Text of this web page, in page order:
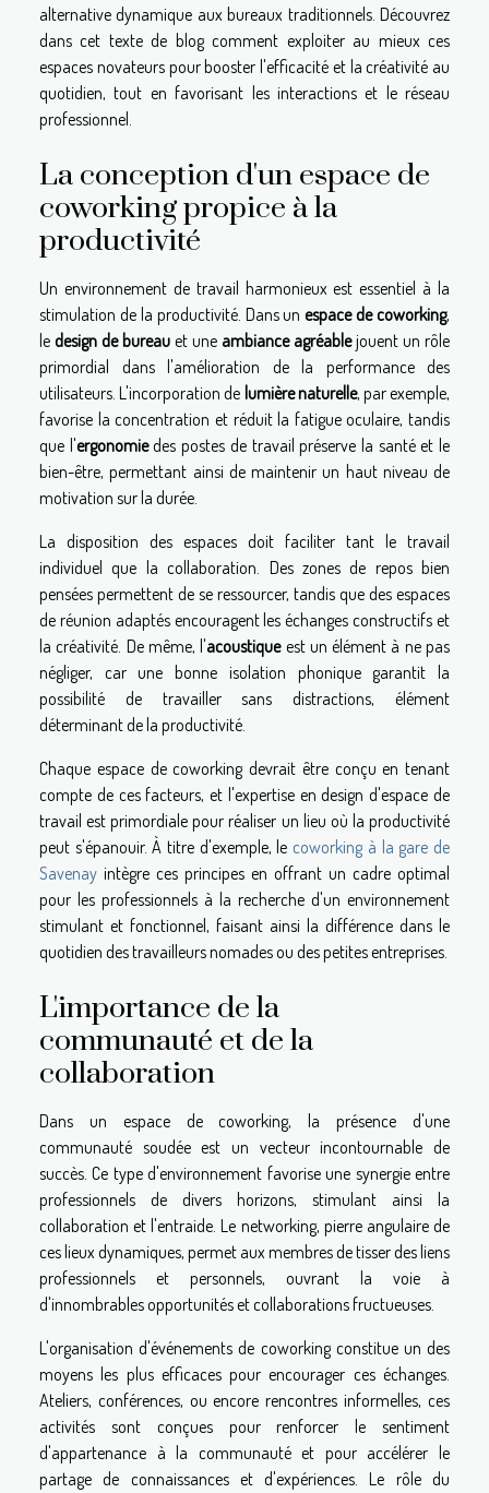
alternative dynamique aux bureaux traditionnels. Découvrez
dans cet texte de blog comment exploiter au mieux ces
espaces novateurs pour booster l'efficacité et la créativité au
quotidien, tout en favorisant les interactions et le réseau
professionnel.
La conception d'un espace de
coworking propice à la
productivité
Un environnement de travail harmonieux est essentiel à la
stimulation de la productivité. Dans unespace de coworking,
le design de bureau et une ambiance agréablejouent un rôle
primordial dans l'amélioration de la performance des
utilisateurs. L'incorporation de lumière naturelle, par exemple,
favorise la concentration et réduit la fatigue oculaire, tandis
que l'ergonomiedes postes de travail préserve la santé et le
bien-être, permettant ainsi de maintenir un haut niveau de
motivation sur la durée.
La disposition des espaces doit faciliter tant le travail
individuel que la collaboration. Des zones de repos bien
pensées permettent de se ressourcer, tandis que des espaces
de réunion adaptés encouragent les échanges constructifs et
la créativité. De même, l'acoustiqueest un élément à ne pas
négliger, car une bonne isolation phonique garantit la
possibilité de travailler sans distractions, élément
déterminant de la productivité.
Chaque espace de coworking devrait être conçu en tenant
compte de ces facteurs, et l'expertise en design d'espace de
travail est primordiale pour réaliser un lieu où la productivité
peut s'épanouir. À titre d'exemple, le coworking à la gare de
Savenay intègre ces principes en offrant un cadre optimal
pour les professionnels à la recherche d'un environnement
stimulant et fonctionnel, faisant ainsi la différence dans le
quotidien des travailleurs nomades ou des petites entreprises.
L'importance de la
communauté et de la
collaboration
Dans un espace de coworking, la présence d'une
communauté soudée est un vecteur incontournable de
succès. Ce type d'environnement favorise une synergie entre
professionnels de divers horizons, stimulant ainsi la
collaboration et l'entraide. Le networking, pierre angulaire de
ces lieux dynamiques, permet aux membres de tisser des liens
professionnels et personnels, ouvrant la voie à
d'innombrables opportunités et collaborations fructueuses.
L'organisation d'événements de coworking constitue un des
moyens les plus efficaces pour encourager ces échanges.
Ateliers, conférences, ou encore rencontres informelles, ces
activités sont conçues pour renforcer le sentiment
d'appartenance à la communauté et pour accélérer le
partage de connaissances et d'expériences. Le rôle du